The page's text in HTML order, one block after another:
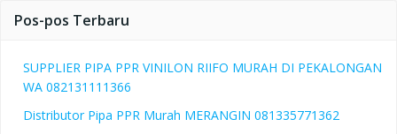
Pos-pos Terbaru
SUPPLIER PIPA PPR VINILON RIIFO MURAH DI PEKALONGAN
WA 082131111366
Distributor Pipa PPR Murah MERANGIN 081335771362